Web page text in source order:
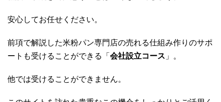
安心してお任せください。
前項で解説した米粉パン専門店の売れる仕組み作りのサポ
ートも受けることができる「 会社設立コース 」。
他では受けることができません。